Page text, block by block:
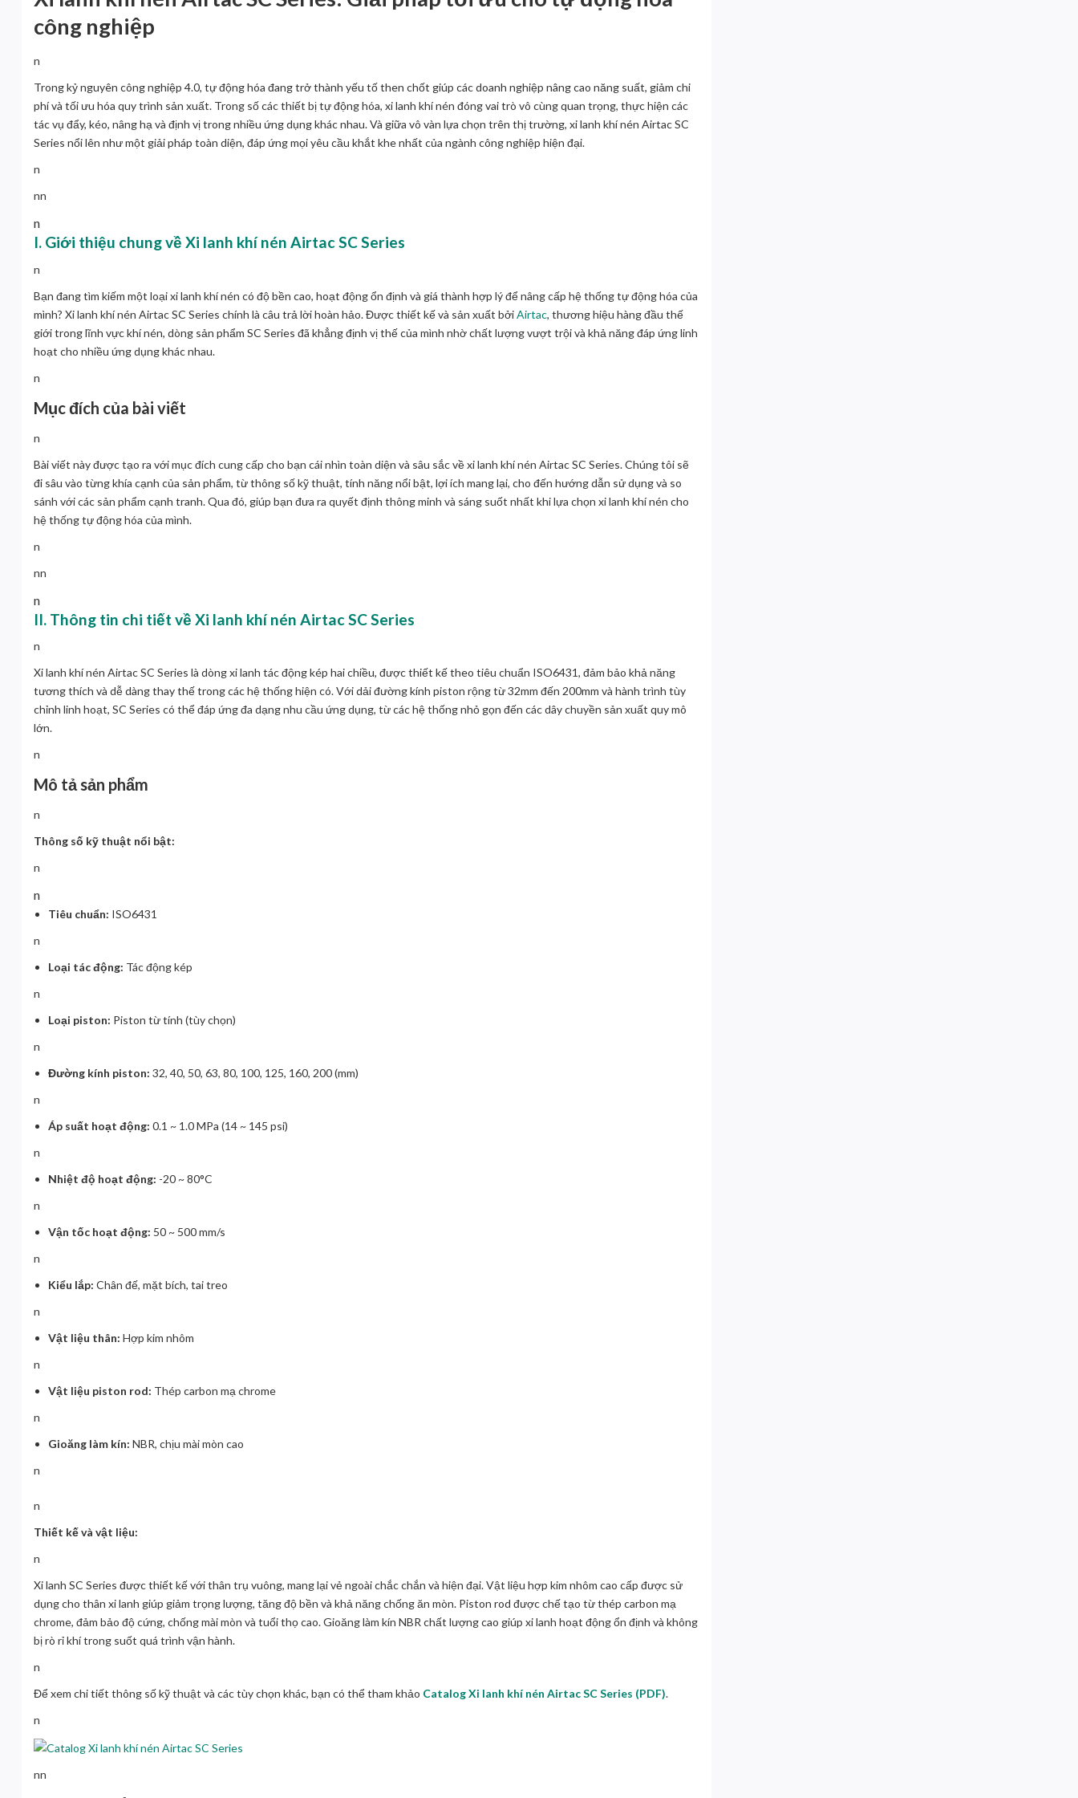
công nghiệp
n
Trong kỷ nguyên công nghiệp 4.0, tự động hóa đang trở thành yếu tố then chốt giúp các doanh nghiệp nâng cao năng suất, giảm chi
phí và tối ưu hóa quy trình sản xuất. Trong số các thiết bị tự động hóa, xi lanh khí nén đóng vai trò vô cùng quan trọng, thực hiện các
tác vụ đẩy, kéo, nâng hạ và định vị trong nhiều ứng dụng khác nhau. Và giữa vô vàn lựa chọn trên thị trường, xi lanh khí nén Airtac SC
Series nổi lên như một giải pháp toàn diện, đáp ứng mọi yêu cầu khắt khe nhất của ngành công nghiệp hiện đại.
n
nn
n
I. Giới thiệu chung về Xi lanh khí nén Airtac SC Series
n
Bạn đang tìm kiếm một loại xi lanh khí nén có độ bền cao, hoạt động ổn định và giá thành hợp lý để nâng cấp hệ thống tự động hóa của
mình? Xi lanh khí nén Airtac SC Series chính là câu trả lời hoàn hảo. Được thiết kế và sản xuất bởiAirtac, thương hiệu hàng đầu thế
giới trong lĩnh vực khí nén, dòng sản phẩm SC Series đã khẳng định vị thế của mình nhờ chất lượng vượt trội và khả năng đáp ứng linh
hoạt cho nhiều ứng dụng khác nhau.
n
Mục đích của bài viết
n
Bài viết này được tạo ra với mục đích cung cấp cho bạn cái nhìn toàn diện và sâu sắc vềxi lanh khí nén Airtac SC Series. Chúng tôi sẽ
đi sâu vào từng khía cạnh của sản phẩm, từ thông số kỹ thuật, tính năng nổi bật, lợi ích mang lại, cho đến hướng dẫn sử dụng và so
sánh với các sản phẩm cạnh tranh. Qua đó, giúp bạn đưa ra quyết định thông minh và sáng suốt nhất khi lựa chọn xi lanh khí nén cho
hệ thống tự động hóa của mình.
n
nn
n
II. Thông tin chi tiết về Xi lanh khí nén Airtac SC Series
n
Xi lanh khí nén Airtac SC Series là dòng xi lanh tác động kép hai chiều, được thiết kế theo tiêu chuẩn ISO6431, đảm bảo khả năng
tương thích và dễ dàng thay thế trong các hệ thống hiện có. Với dải đường kính piston rộng từ 32mm đến 200mm và hành trình tùy
chỉnh linh hoạt, SC Series có thể đáp ứng đa dạng nhu cầu ứng dụng, từ các hệ thống nhỏ gọn đến các dây chuyền sản xuất quy mô
lớn.
n
Mô tả sản phẩm
n
Thông số kỹ thuật nổi bật:
n
n
Tiêu chuẩn: ISO6431
n
Loại tác động: Tác động kép
n
Loại piston: Piston từ tính (tùy chọn)
n
Đường kính piston: 32, 40, 50, 63, 80, 100, 125, 160, 200 (mm)
n
Áp suất hoạt động: 0.1 ~ 1.0 MPa (14 ~ 145 psi)
n
Nhiệt độ hoạt động: -20 ~ 80°C
n
Vận tốc hoạt động: 50 ~ 500 mm/s
n
Kiểu lắp: Chân đế, mặt bích, tai treo
n
Vật liệu thân: Hợp kim nhôm
n
Vật liệu piston rod: Thép carbon mạ chrome
n
Gioăng làm kín: NBR, chịu mài mòn cao
n
n
Thiết kế và vật liệu:
n
Xi lanh SC Series được thiết kế với thân trụ vuông, mang lại vẻ ngoài chắc chắn và hiện đại. Vật liệu hợp kim nhôm cao cấp được sử
dụng cho thân xi lanh giúp giảm trọng lượng, tăng độ bền và khả năng chống ăn mòn. Piston rod được chế tạo từ thép carbon mạ
chrome, đảm bảo độ cứng, chống mài mòn và tuổi thọ cao. Gioăng làm kín NBR chất lượng cao giúp xi lanh hoạt động ổn định và không
bị rò rỉ khí trong suốt quá trình vận hành.
n
Để xem chi tiết thông số kỹ thuật và các tùy chọn khác, bạn có thể tham khảo Catalog Xi lanh khí nén Airtac SC Series (PDF).
n
nn